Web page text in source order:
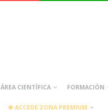
ÁREA CIENTÍFICA FORMACIÓN
ACCEDE ZONA PREMIUM